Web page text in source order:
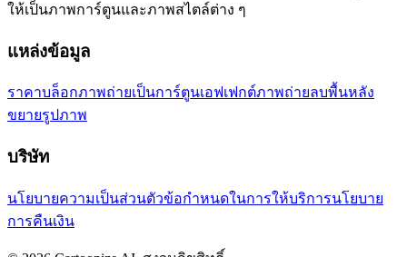
ให้เป็นภาพการ์ตูนและภาพสไตล์ต่าง ๆ
แหล่งข้อมูล
ราคาบล็อกภาพถ่ายเป็นการ์ตูนเอฟเฟกต์ภาพถ่ายลบพื้นหลัง
ขยายรูปภาพ
บริษัท
นโยบายความเป็นส่วนตัวข้อกำหนดในการให้บริการนโยบาย
การคืนเงิน